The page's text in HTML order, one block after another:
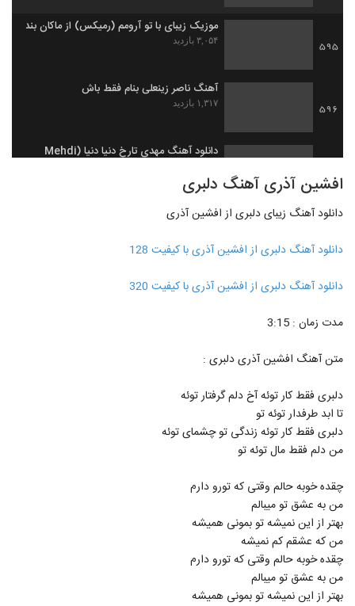
595
موزیک زیبای با تو آرومم (رمیکس) از ماکان بند
۳,۰۵۴ بازدید
596
آهنگ ناصر زینعلی بنام فقط باش
۱,۳۱۷ بازدید
دانلود آهنگ مهدی تارخ دنیا دنیا (Mehdi
۱,۵۵۹ بازدید
دانلود آهنگ لیلا از علیرضا قربانی
حامد پهلان آهنگ آرامش
۶,۵۹۴ بازدید
600
۲,۴۹۵ بازدید
دانلود آهنگ جدید و زیبای امیر کاظمی با نام
۱,۷۰۹ بازدید
602
۶,۳۸۵ بازدید
603
Salar Aghili Darvish
دانلود آهنگ جدید و زیبای سالار عقیلی با نام
افشین آذری آهنگ دلبری
دانلود آهنگ زیبای دلبری از افشین آذری
دانلود آهنگ دلبری از افشین آذری با کیفیت 128
دانلود آهنگ دلبری از افشین آذری با کیفیت 320
مدت زمان : 3:15
متن آهنگ افشین آذری دلبری :
دلبری فقط کار توئه آخ دلم گرفتار توئه
تا ابد طرفدار توئه تو
دلبری فقط کار توئه زندگی تو چشمای توئه
من دلم فقط مال توئه تو
چقده خوبه حالم وقتی که تورو دارم
من به عشق تو میبالم
بهتر از این نمیشه تو بمونی همیشه
من که عشقم کم نمیشه
چقده خوبه حالم وقتی که تورو دارم
من به عشق تو میبالم
بهتر از این نمیشه تو بمونی همیشه